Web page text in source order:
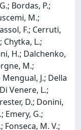
Bordas, P.;
M.;
F.; Cerruti,
Chytka, L.;
H.; Dalchenko,
M.;
J.; Della
Venere, L.;
D.; Donini,
Emery, G.;
Fonseca, M. V.;